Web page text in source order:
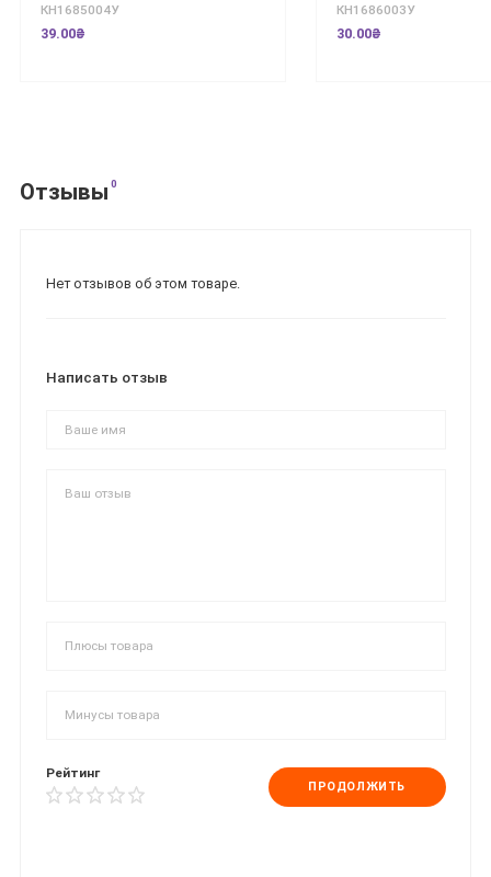
КН1685004У
39.00₴
КН1686003У
30.00₴
Отзывы 0
Нет отзывов об этом товаре.
Написать отзыв
Рейтинг
ПРОДОЛЖИТЬ